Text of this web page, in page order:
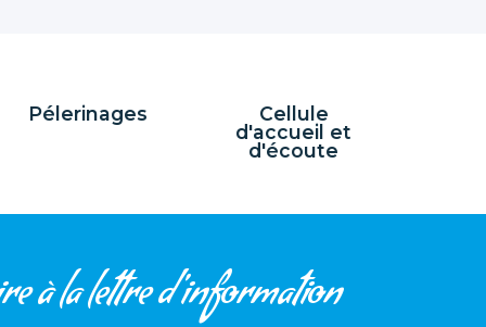
Pélerinages
Cellule
d'accueil et
d'écoute
à la lettre d'information